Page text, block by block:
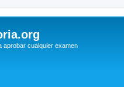
aprobar cualquier examen